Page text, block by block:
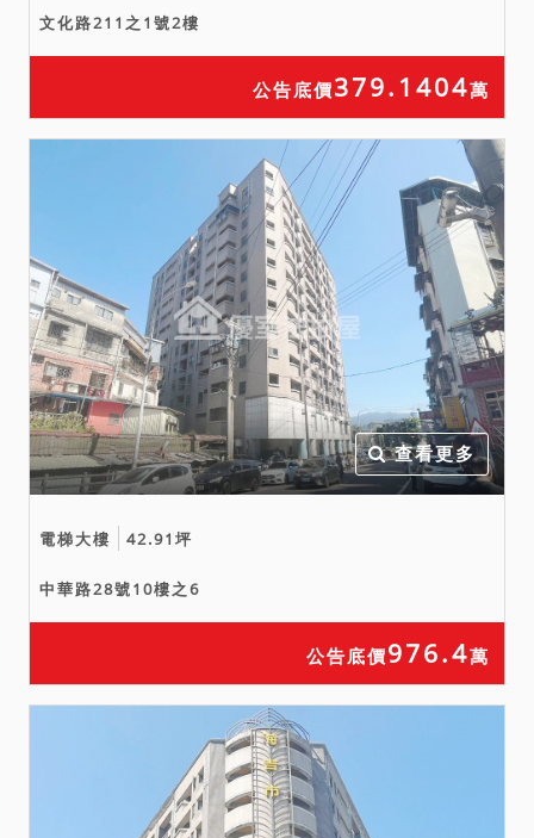
受創、嚴重漏水、火災受
損、非自然死亡之情事。拍
賣標的如有上述足以影響拍
賣標的之情事，債權人及債
務人均應儘速檢附相關證明
資料陳報法院，以供法院即
時審酌。另依強制執行法第
69條之規定，拍賣物買受人
就物之瑕疵本無擔保請求
權，應買人仍應自行查明、
確認。
四、1055建號於民國108年
8月14、15日查封時為空
屋，拍定後點交。
五、本件建物登記謄本未登
記停車位。
一、上開不動產4宗合併拍
賣，請投標人分別出價。
二、拍賣最低價額合計新台
幣：9,307,000元，以總價
最高者得標。
三、保證金新台幣：
1,862,000元。
四、如債務人未指定開標順
文化路211之1號2樓
公告底價379.1404萬
查看更多
電梯大樓 42.91坪
中華路28號10樓之6
公告底價976.4萬